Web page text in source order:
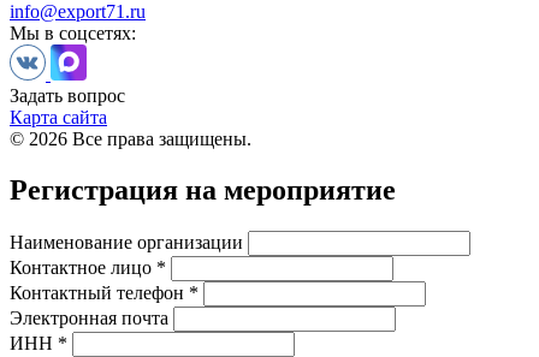
info@export71.ru
Мы в соцсетях:
Задать вопрос
Карта сайта
© 2026 Все права защищены.
Регистрация на мероприятие
Наименование организации
Контактное лицо *
Контактный телефон *
Электронная почта
ИНН *